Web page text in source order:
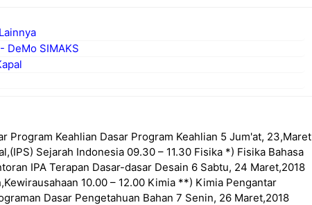
DeMo SIMAKS
Program Keahlian Dasar Program Keahlian 5 Jum'at, 23,Maret
Sejarah Indonesia 09.30 – 11.30 Fisika *) Fisika Bahasa
IPA Terapan Dasar-dasar Desain 6 Sabtu, 24 Maret,2018
10.00 – 12.00 Kimia **) Kimia Pengantar
Dasar Pengetahuan Bahan 7 Senin, 26 Maret,2018